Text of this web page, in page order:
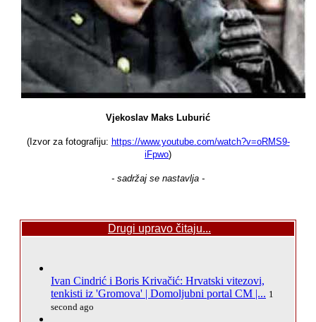
Vjekoslav Maks Luburić
(Izvor za fotografiju: https://www.youtube.com/watch?v=oRMS9-
iFpwo)
- sadržaj se nastavlja -
Drugi upravo čitaju...
Ivan Cindrić i Boris Krivačić: Hrvatski vitezovi,
tenkisti iz 'Gromova' | Domoljubni portal CM |... 1
second ago